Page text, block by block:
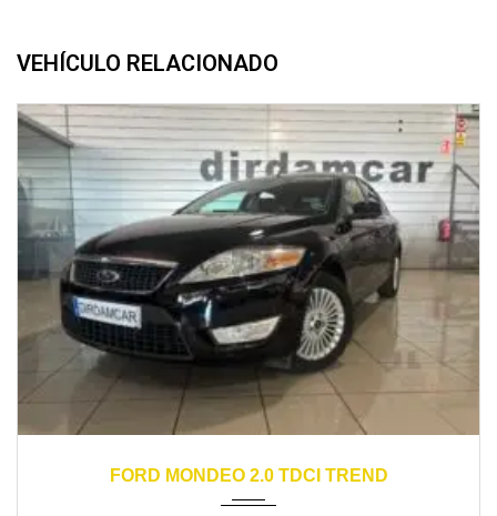
VEHÍCULO RELACIONADO
FORD MONDEO 2.0 TDCI TREND